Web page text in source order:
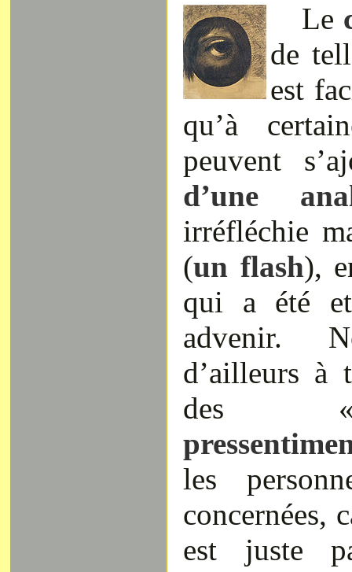
Le
de
est
qu’à
peuvent
d’une
irréfléchie
(un flash),
qui a été
advenir.
d’ailleurs à
les
concernées,
est juste